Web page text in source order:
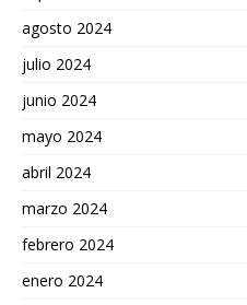
agosto 2024
julio 2024
junio 2024
mayo 2024
abril 2024
marzo 2024
febrero 2024
enero 2024